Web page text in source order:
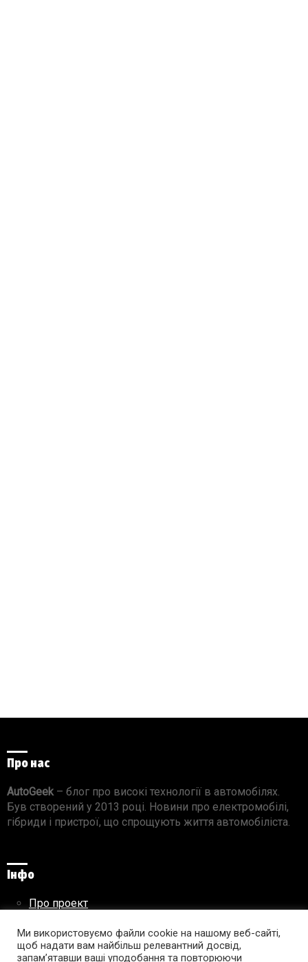
Про нас
AutoGeek – блог про високі технології в автомобілях.
Був створений у 2013 році. Новини про електромобілі,
гібриди і пристрої, що спрощують життя автомобіліста.
Інфо
Про проект
Правила використання матеріалів
Ми використовуємо файли cookie на нашому веб-сайті,
щоб надати вам найбільш релевантний досвід,
запам’ятавши ваші уподобання та повторюючи